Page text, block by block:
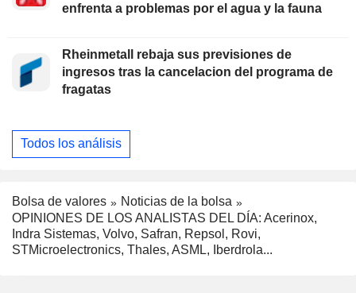
enfrenta a problemas por el agua y la fauna
Rheinmetall rebaja sus previsiones de
ingresos tras la cancelacion del programa de
fragatas
Todos los análisis
Bolsa de valores
Noticias de la bolsa
OPINIONES DE LOS ANALISTAS DEL DÍA: Acerinox,
Indra Sistemas, Volvo, Safran, Repsol, Rovi,
STMicroelectronics, Thales, ASML, Iberdrola...